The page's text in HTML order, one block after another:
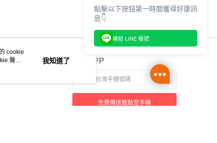
官方APP
免費傳送載點至手機
cookie
聲明
我知道了
點擊以下按鈕第一時間獲得好康訊
息👇
連結 LINE 帳號